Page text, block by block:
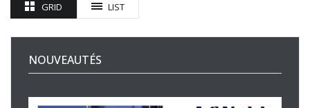
GRID LIST
NOUVEAUTÉS